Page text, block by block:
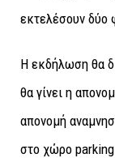
εκτελέσουν δύο
Η εκδήλωση θα
θα γίνει η
απονομή
στο χώρο